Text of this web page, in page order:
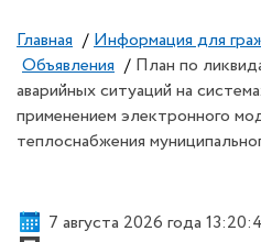
Главная / Информация для
Объявления / План по
аварийных ситуаций на
применением электронного
теплоснабжения
7 августа 2026 года